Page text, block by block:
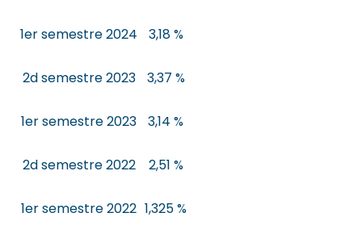
1er semestre 2024 3,18 %
2d semestre 2023 3,37 %
1er semestre 2023 3,14 %
2d semestre 2022 2,51 %
1er semestre 2022 1,325 %